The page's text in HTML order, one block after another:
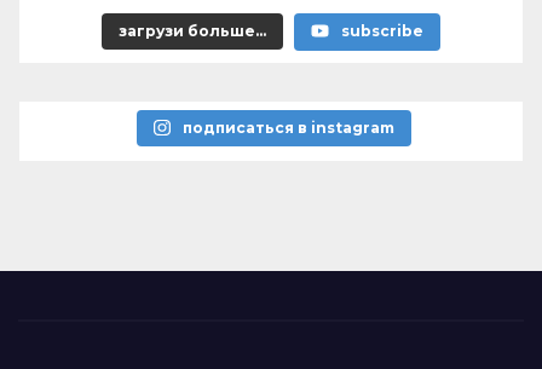
загрузи больше... subscribe
подписаться в instagram